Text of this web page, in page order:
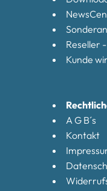
Reseller
Kunde
A G B´s
Kontakt